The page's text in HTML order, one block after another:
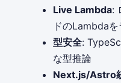
Live Lambda:
ドのLambda
型安全:
な型推論
Next.js/Astro